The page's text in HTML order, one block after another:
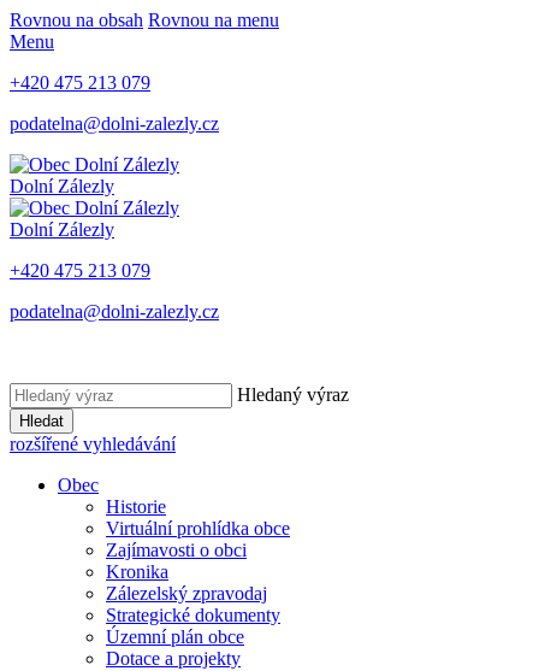
Rovnou na obsah Rovnou na menu
Menu
+420 475 213 079
podatelna@dolni-zalezly.cz
Dolní Zálezly
Dolní Zálezly
+420 475 213 079
podatelna@dolni-zalezly.cz
Hledaný výraz
Hledat
rozšířené vyhledávání
Obec
Historie
Virtuální prohlídka obce
Zajímavosti o obci
Kronika
Zálezelský zpravodaj
Strategické dokumenty
Územní plán obce
Dotace a projekty